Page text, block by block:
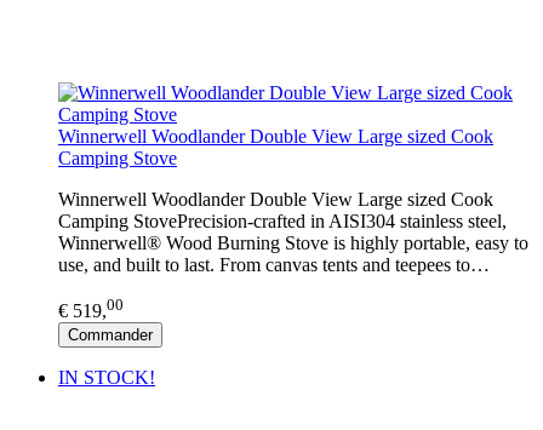
Winnerwell Woodlander Double View Large sized Cook
Camping Stove
Winnerwell Woodlander Double View Large sized Cook
Camping StovePrecision-crafted in AISI304 stainless steel,
Winnerwell® Wood Burning Stove is highly portable, easy to
use, and built to last. From canvas tents and teepees to…
€ 519,00
Commander
IN STOCK!